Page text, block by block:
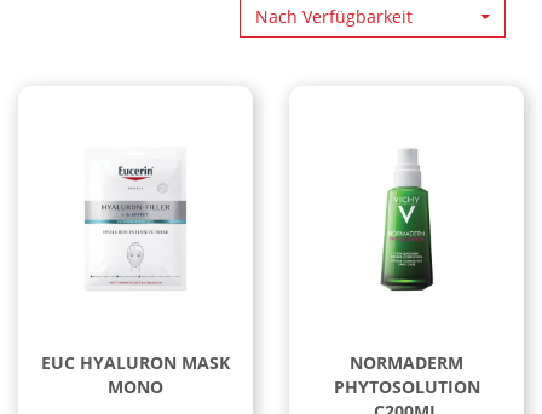
Nach Verfügbarkeit
EUC HYALURON MASK
MONO
NORMADERM
PHYTOSOLUTION